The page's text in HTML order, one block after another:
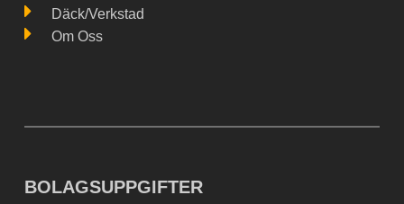
Däck/Verkstad
Om Oss
BOLAGSUPPGIFTER